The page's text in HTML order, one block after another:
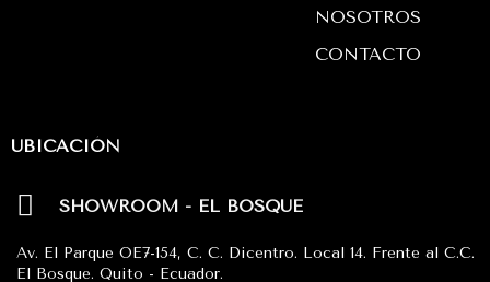
NOSOTROS
CONTACTO
UBICACIÓN
SHOWROOM - EL BOSQUE
Av. El Parque OE7-154, C. C. Dicentro. Local 14. Frente al C.C.
El Bosque. Quito - Ecuador.